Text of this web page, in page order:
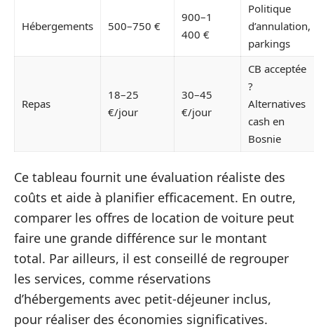
Hébergements 500–750 €
900–1
400 €
Politique
d’annulation,
parkings
Repas
18–25
€/jour
30–45
€/jour
CB acceptée
?
Alternatives
cash en
Bosnie
Ce tableau fournit une évaluation réaliste des
coûts et aide à planifier efficacement. En outre,
comparer les offres de location de voiture peut
faire une grande différence sur le montant
total. Par ailleurs, il est conseillé de regrouper
les services, comme réservations
d’hébergements avec petit-déjeuner inclus,
pour réaliser des économies significatives.